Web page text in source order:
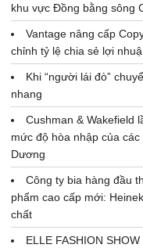
khu vực Đồng bằng sông
Vantage nâng cấp
chỉnh tỷ lệ chia sẻ lợi
Khi “người lái đò”
nhang
Cushman & Wakefield
mức độ hòa nhập của
Dương
Công ty bia hàng đầu
phẩm cao cấp mới:
chất
ELLE FASHION